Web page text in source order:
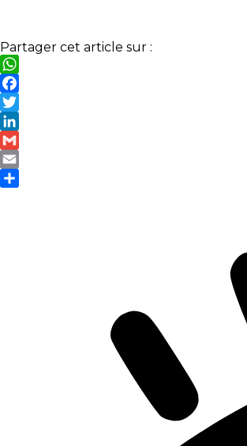
Partager cet article sur :
WhatsApp
Facebook
Twitter
LinkedIn
Gmail
Email